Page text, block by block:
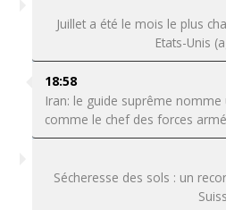
Juillet a été le mois le plus
Etats-Unis
18:58
Iran: le guide suprême
comme le chef des forces
Sécheresse des sols : un